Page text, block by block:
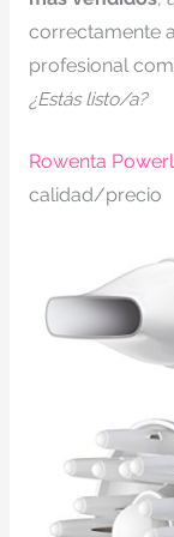
correctamente
profesional
¿Estás listo/a?
Rowenta
calidad/precio